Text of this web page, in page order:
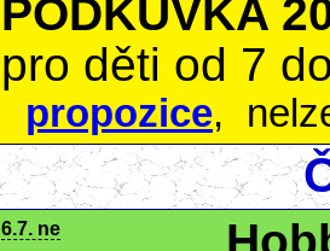
PODKŮVKA
pro děti od 7
propozice,
6.7. ne